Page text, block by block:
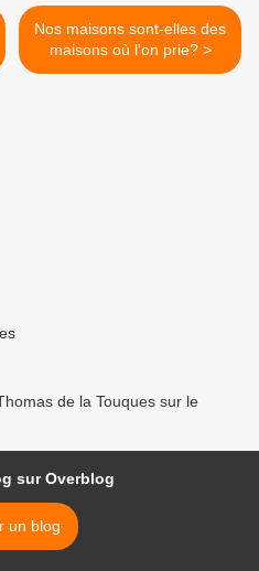
Nos maisons sont-elles des
maisons où l'on prie? >
de la Touques sur le
sur Overblog
un blog